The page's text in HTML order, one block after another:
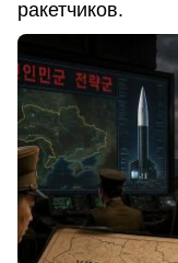
ракетчиков.